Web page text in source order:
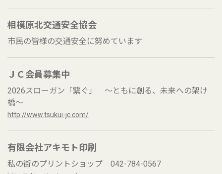
相模原北交通安全協会
市民の皆様の交通安全に努めています
ＪＣ会員募集中
2026スローガン「繋ぐ」 ～ともに創る、未来への架け
橋～
http://www.tsukui-jc.com/
有限会社アキモト印刷
私の街のプリントショップ 042-784-0567